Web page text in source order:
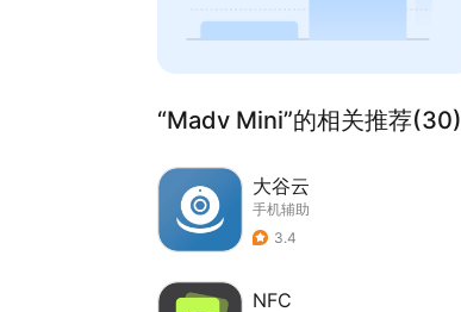
“Madv Mini”的相关推荐(30)
大谷云
手机辅助
3.4
NFC